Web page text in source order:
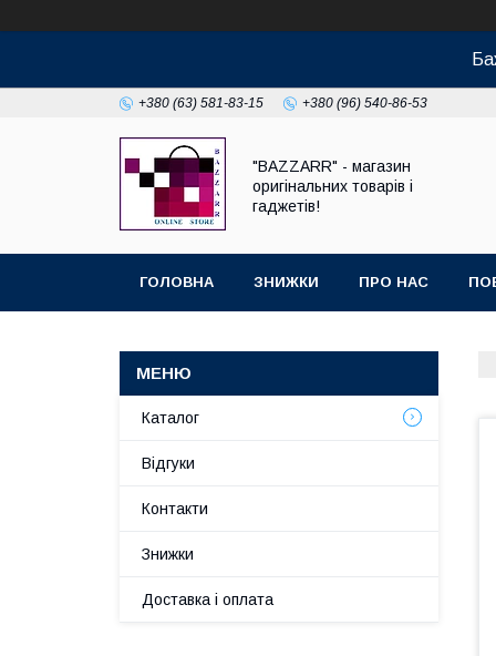
+380 (63) 581-83-15 +380 (96) 540-86-53
"BAZZARR" - магазин
оригінальних товарів і
гаджетів!
ГОЛОВНА ЗНИЖКИ ПРО НАС
Каталог
Відгуки
Контакти
Знижки
Доставка і оплата